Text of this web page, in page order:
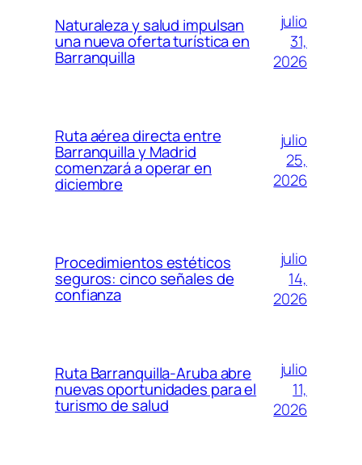
Naturaleza y salud impulsan
una nueva oferta turística en
Barranquilla
julio
31,
2026
Ruta aérea directa entre
Barranquilla y Madrid
comenzará a operar en
diciembre
julio
25,
2026
Procedimientos estéticos
seguros: cinco señales de
confianza
julio
14,
2026
Ruta Barranquilla-Aruba abre
nuevas oportunidades para el
turismo de salud
julio
11,
2026